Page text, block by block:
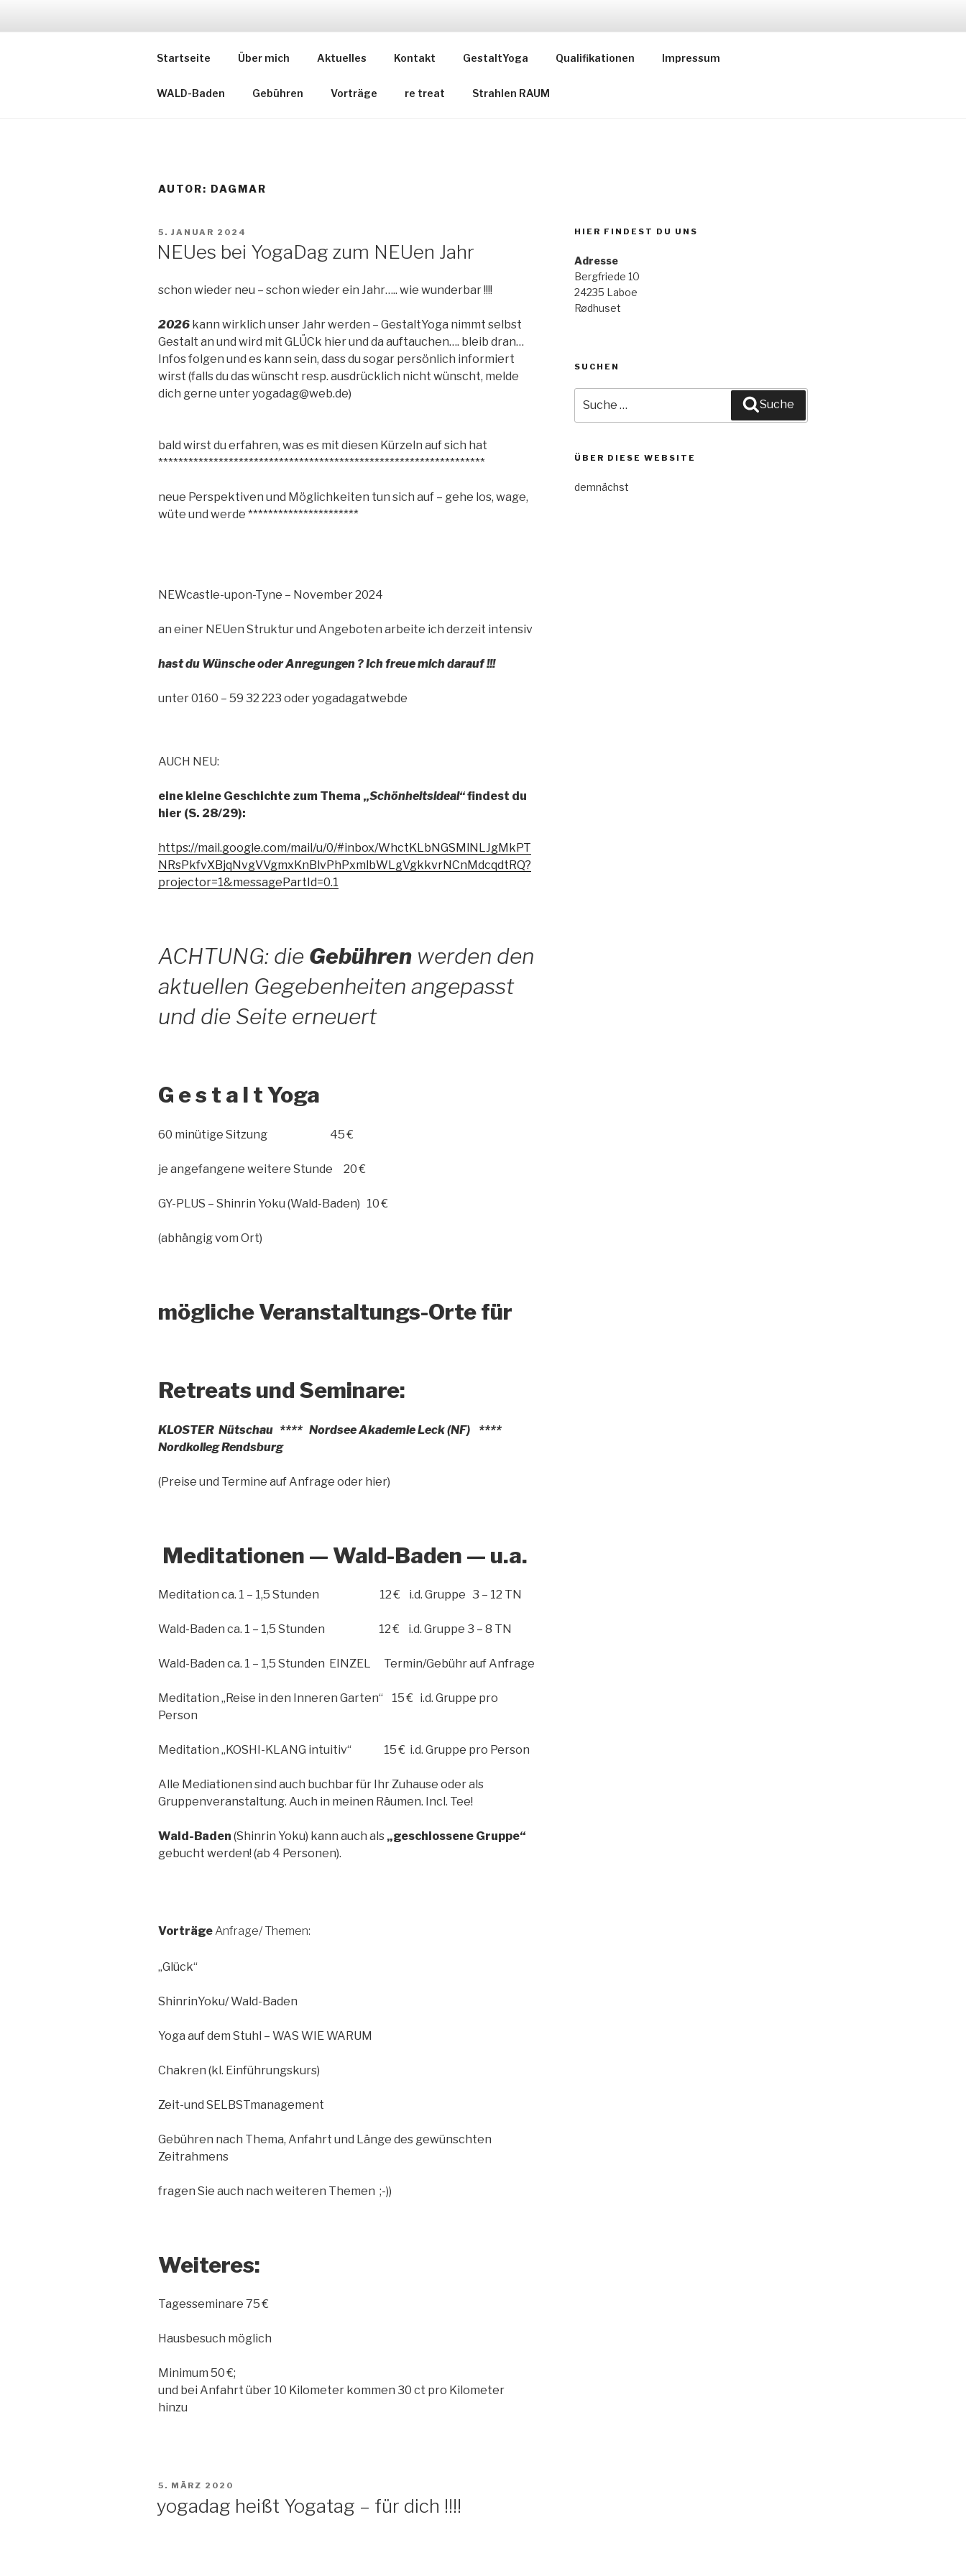
YOGADAG.DE
Startseite Über mich Aktuelles Kontakt GestaltYoga Qualifikationen Impressum
WALD-Baden Gebühren Vorträge re treat Strahlen RAUM
AUTOR: DAGMAR
VERÖFFENTLICHT
AM
5. JANUAR 2024
NEUes bei YogaDag zum NEUen Jahr
schon wieder neu – schon wieder ein Jahr….. wie wunderbar !!!!
2026 kann wirklich unser Jahr werden – GestaltYoga nimmt selbst
Gestalt an und wird mit GLÜCk hier und da auftauchen…. bleib dran…
Infos folgen und es kann sein, dass du sogar persönlich informiert
wirst (falls du das wünscht resp. ausdrücklich nicht wünscht, melde
dich gerne unter yogadag@web.de)
bald wirst du erfahren, was es mit diesen Kürzeln auf sich hat
*****************************************************************
neue Perspektiven und Möglichkeiten tun sich auf – gehe los, wage,
wüte und werde **********************
NEWcastle-upon-Tyne – November 2024
an einer NEUen Struktur und Angeboten arbeite ich derzeit intensiv
hast du Wünsche oder Anregungen ? Ich freue mich darauf !!!
unter 0160 – 59 32 223 oder yogadagatwebde
AUCH NEU:
eine kleine Geschichte zum Thema „Schönheitsideal“findest du
hier (S. 28/29):
https://mail.google.com/mail/u/0/#inbox/WhctKLbNGSMlNLJgMkPT
NRsPkfvXBjqNvgVVgmxKnBlvPhPxmlbWLgVgkkvrNCnMdcqdtRQ?
projector=1&messagePartId=0.1
ACHTUNG: die Gebühren werden den
aktuellen Gegebenheiten angepasst
und die Seite erneuert
G e s t a l t Yoga
60 minütige Sitzung 45 €
je angefangene weitere Stunde 20 €
GY-PLUS – Shinrin Yoku (Wald-Baden) 10 €
(abhängig vom Ort)
mögliche Veranstaltungs-Orte für
Retreats und Seminare:
KLOSTER Nütschau **** NordseeAkademieLeck (NF) ****
Nordkolleg Rendsburg
(Preise und Termine auf Anfrage oder hier)
Meditationen — Wald-Baden — u.a.
Meditation ca. 1 – 1,5 Stunden 12 € i.d. Gruppe 3 – 12 TN
Wald-Baden ca. 1 – 1,5 Stunden 12 € i.d. Gruppe 3 – 8 TN
Wald-Baden ca. 1 – 1,5 Stunden EINZEL Termin/Gebühr auf Anfrage
Meditation „Reise in den Inneren Garten“ 15 € i.d. Gruppe pro
Person
Meditation „KOSHI-KLANG intuitiv“ 15 € i.d. Gruppe pro Person
Alle Mediationen sind auch buchbar für Ihr Zuhause oder als
Gruppenveranstaltung. Auch in meinen Räumen. Incl. Tee!
Wald-Baden (Shinrin Yoku) kann auch als „geschlossene Gruppe“
gebucht werden! (ab 4 Personen).
VorträgeAnfrage/ Themen:
„Glück“
ShinrinYoku/ Wald-Baden
Yoga auf dem Stuhl – WAS WIE WARUM
Chakren (kl. Einführungskurs)
Zeit-und SELBSTmanagement
Gebühren nach Thema, Anfahrt und Länge des gewünschten
Zeitrahmens
fragen Sie auch nach weiteren Themen ;-))
Weiteres:
Tagesseminare 75 €
Hausbesuch möglich
Minimum 50 €;
und bei Anfahrt über 10 Kilometer kommen 30 ct pro Kilometer
hinzu
VERÖFFENTLICHT
5. MÄRZ 2020
yogadag heißt Yogatag – für dich !!!!
HIER FINDEST DU UNS
Adresse
Bergfriede 10
24235 Laboe
Rødhuset
SUCHEN
nach:
Suche
ÜBER DIESE WEBSITE
demnächst